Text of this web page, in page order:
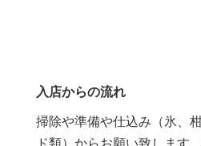
入店からの流れ
掃除や準備や仕込み（氷、